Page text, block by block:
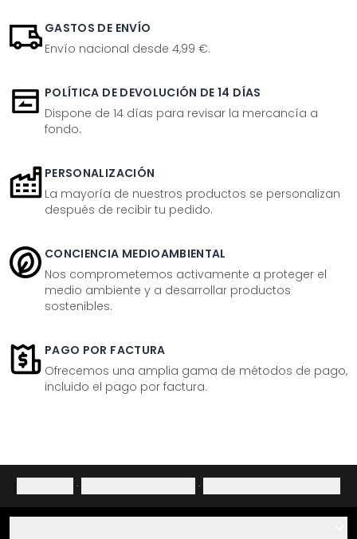
GASTOS DE ENVÍO
Envío nacional desde 4,99 €.
POLÍTICA DE DEVOLUCIÓN DE 14 DÍAS
Dispone de 14 días para revisar la mercancía a
fondo.
PERSONALIZACIÓN
La mayoría de nuestros productos se personalizan
después de recibir tu pedido.
CONCIENCIA MEDIOAMBIENTAL
Nos comprometemos activamente a proteger el
medio ambiente y a desarrollar productos
sostenibles.
PAGO POR FACTURA
Ofrecemos una amplia gama de métodos de pago,
incluido el pago por factura.
· ·